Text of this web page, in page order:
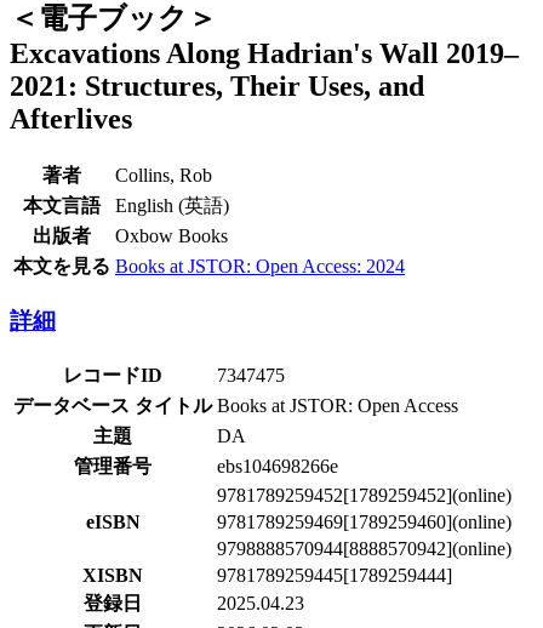
＜電子ブック＞
Excavations Along Hadrian's Wall 2019–
2021: Structures, Their Uses, and
Afterlives
著者
Collins, Rob
本文言語
English (英語)
出版者
Oxbow Books
本文を見る Books at JSTOR: Open Access: 2024
詳細
レコードID
7347475
データベース タイトル Books at JSTOR: Open Access
主題
DA
管理番号
ebs104698266e
eISBN
9781789259452[1789259452](online)
9781789259469[1789259460](online)
9798888570944[8888570942](online)
XISBN
9781789259445[1789259444]
登録日
2025.04.23